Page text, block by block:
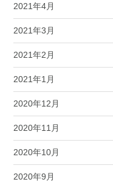
2021年4月
2021年3月
2021年2月
2021年1月
2020年12月
2020年11月
2020年10月
2020年9月